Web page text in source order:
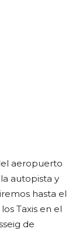
aeropuerto
autopista y
hasta el
Taxis en el
de